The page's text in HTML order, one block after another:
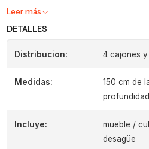
Medidas del Lavaplatos
Leer más
DETALLES
Distribucion: 4 cajones
Medidas:
150 cm de
Incluye:
mueble /
desagüe